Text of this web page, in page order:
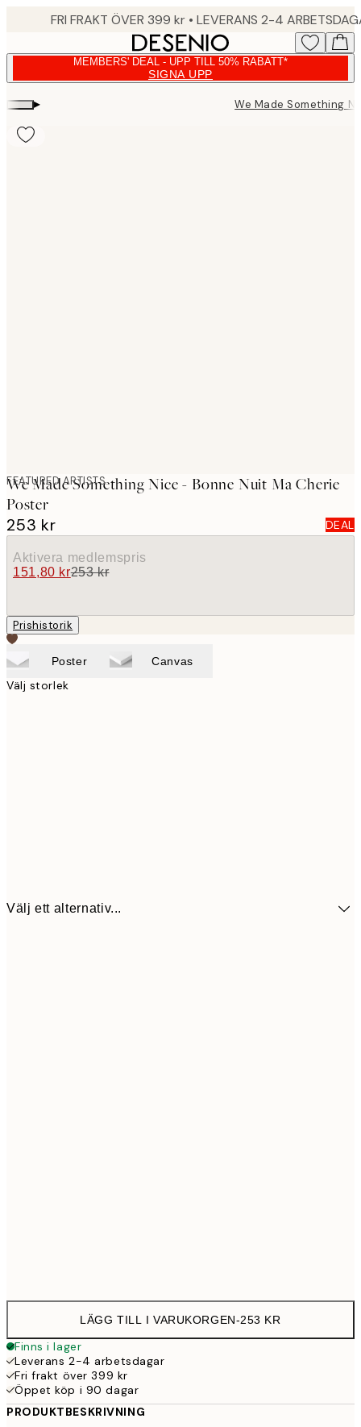
FRI FRAKT ÖVER 399 kr • LEVERANS 2-4
MEMBERS' DEAL - UPP TILL 50% RABATT*
SIGNA UPP
▸ We Made Something
FEATURED ARTISTS
We Made Something Nice - Bonne Nuit Ma Cherie
Poster
253 kr DEAL
Aktivera medlemspris
151,80 kr253 kr
Prishistorik
Poster Canvas
Välj storlek
Välj ett alternativ...
LÄGG TILL I VARUKORGEN-253 KR
Finns i lager
Leverans 2-4 arbetsdagar
Fri frakt över 399 kr
Öppet köp i 90 dagar
PRODUKTBESKRIVNING